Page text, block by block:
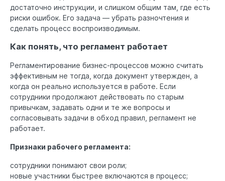
достаточно инструкции, и слишком общим там, где есть
риски ошибок. Его задача — убрать разночтения и
сделать процесс воспроизводимым.
Как понять, что регламент работает
Регламентирование бизнес-процессов можно считать
эффективным не тогда, когда документ утвержден, а
когда он реально используется в работе. Если
сотрудники продолжают действовать по старым
привычкам, задавать одни и те же вопросы и
согласовывать задачи в обход правил, регламент не
работает.
Признаки рабочего регламента:
сотрудники понимают свои роли;
новые участники быстрее включаются в процесс;